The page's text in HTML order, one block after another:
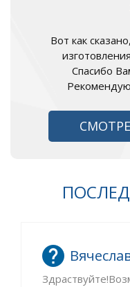
Вот как
Спасибо